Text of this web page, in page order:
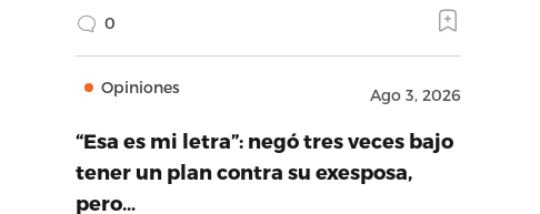
0
Opiniones Ago 3, 2026
“Esa es mi letra”: negó tres veces bajo
tener un plan contra su exesposa,
pero…